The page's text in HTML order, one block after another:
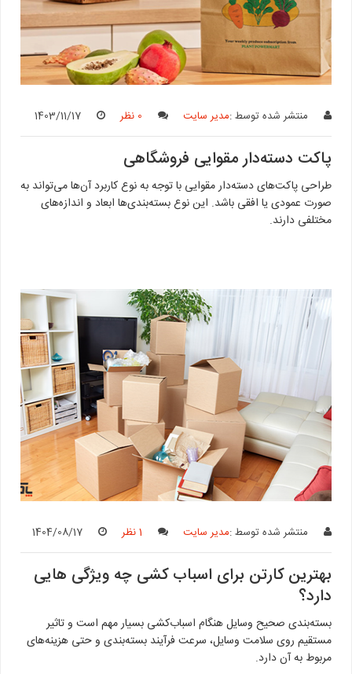
منتشر شده توسط :مدیر سایت 0 نظر 1403/11/17
پاکت دسته‌دار مقوایی فروشگاهی
طراحی پاکت‌های دسته‌دار مقوایی با توجه به نوع کاربرد آن‌ها می‌تواند به
صورت عمودی یا افقی باشد. این نوع بسته‌بندی‌ها ابعاد و اندازه‌های
مختلفی دارند.
منتشر شده توسط :مدیر سایت 1 نظر 1404/08/17
بهترین کارتن برای اسباب کشی چه ویژگی هایی
دارد؟
بسته‌بندی صحیح وسایل هنگام اسباب‌کشی بسیار مهم است و تاثیر
مستقیم روی سلامت وسایل، سرعت فرآیند بسته‌بندی و حتی هزینه‌های
مربوط به آن دارد.